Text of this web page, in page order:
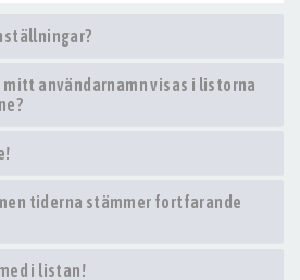
användarnamn visas i listorna
tiderna stämmer fortfarande
i listan!